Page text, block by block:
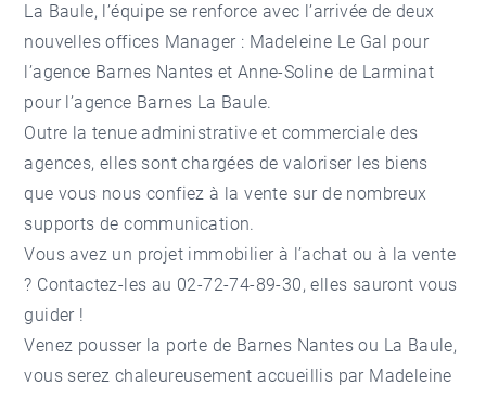
La Baule, l’équipe se renforce avec l’arrivée de deux
nouvelles offices Manager : Madeleine Le Gal pour
l’agence Barnes Nantes et Anne-Soline de Larminat
pour l’agence Barnes La Baule.
Outre la tenue administrative et commerciale des
agences, elles sont chargées de valoriser les biens
que vous nous confiez à la vente sur de nombreux
supports de communication.
Vous avez un projet immobilier à l’achat ou à la vente
? Contactez-les au 02-72-74-89-30, elles sauront vous
guider !
Venez pousser la porte de Barnes Nantes ou La Baule,
vous serez chaleureusement accueillis par Madeleine